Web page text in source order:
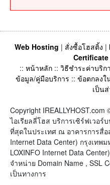
Web Hosting | สั่งซื้อโฮสติ้ง |
Certificate
:: หน้าหลัก :: วิธีชำระค่าบริก
ข้อมูล/คู่มือบริการ :: ข้อตกลงใ
เป็น
Copyright
ไอเรียลลี่โฮส บริการเซิร์ฟเวอร์
ที่สุดในประเทศ ณ อาคารการสื่อ
Internet Data Center) กรุงเทพ
LOXINFO Internet Data
จำหน่าย Domain Name , SSL
เป็นทางการ